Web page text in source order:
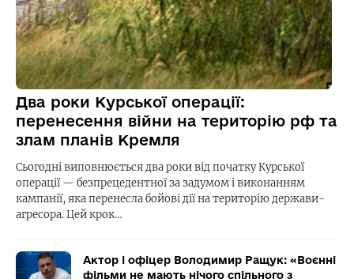
Два роки Курської операції:
перенесення війни на територію рф та
злам планів Кремля
Сьогодні виповнюється два роки від початку Курської
операції — безпрецедентної за задумом і виконанням
кампанії, яка перенесла бойові дії на територію держави-
агресора. Цей крок…
Актор і офіцер Володимир Ращук: «Воєнні
фільми не мають нічого спільного з